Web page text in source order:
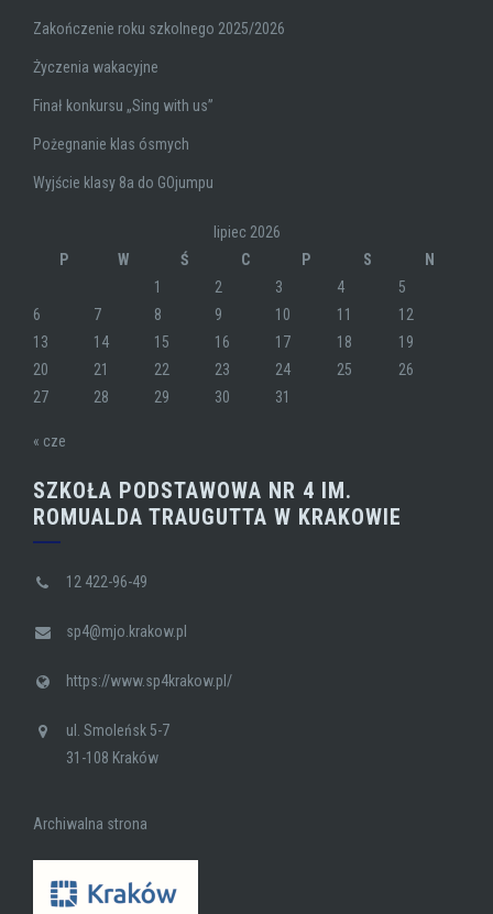
Zakończenie roku szkolnego 2025/2026
Życzenia wakacyjne
Finał konkursu „Sing with us”
Pożegnanie klas ósmych
Wyjście klasy 8a do GOjumpu
lipiec 2026
P
W Ś C P S
N
1
2 3 4
5
6
7 8 9 10 11
12
13
14 15 16 17 18
19
20
21 22 23 24 25
26
27
28 29 30 31
« cze
SZKOŁA PODSTAWOWA NR 4 IM.
ROMUALDA TRAUGUTTA W KRAKOWIE
12 422-96-49
sp4@mjo.krakow.pl
https://www.sp4krakow.pl/
ul. Smoleńsk 5-7
31-108 Kraków
Archiwalna strona